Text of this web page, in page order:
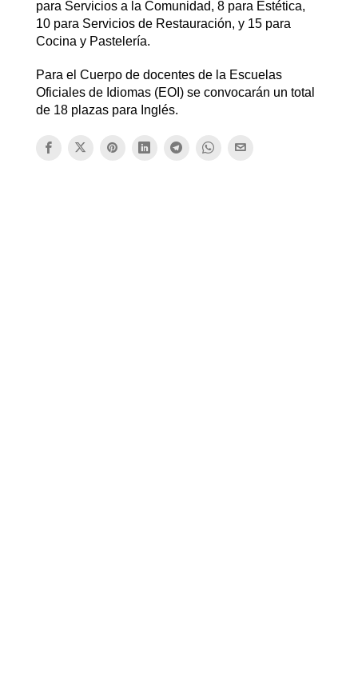
para Servicios a la Comunidad, 8 para Estética,
10 para Servicios de Restauración, y 15 para
Cocina y Pastelería.
Para el Cuerpo de docentes de la Escuelas
Oficiales de Idiomas (EOI) se convocarán un total
de 18 plazas para Inglés.